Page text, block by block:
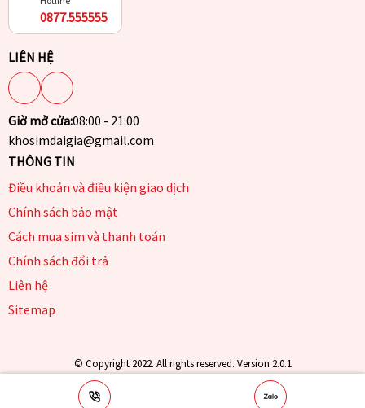
0877.555555
LIÊN HỆ
Giờ mở cửa:08:00 - 21:00
khosimdaigia@gmail.com
THÔNG TIN
Điều khoản và điều kiện giao dịch
Chính sách bảo mật
Cách mua sim và thanh toán
Chính sách đổi trả
Liên hệ
Sitemap
© Copyright 2022. All rights reserved. Version 2.0.1